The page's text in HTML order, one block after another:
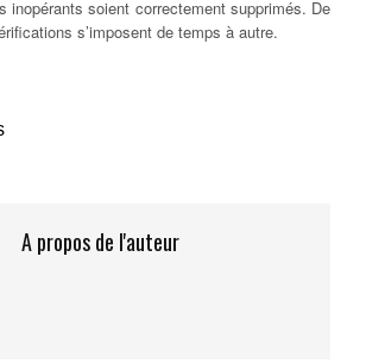
inopérants soient correctement supprimés. De
s’imposent de temps à autre.
A propos de l'auteur